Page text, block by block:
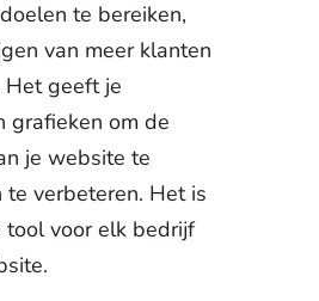
te bereiken,
van meer klanten
Het geeft je
grafieken om de
je website te
te verbeteren. Het is
tool voor elk bedrijf